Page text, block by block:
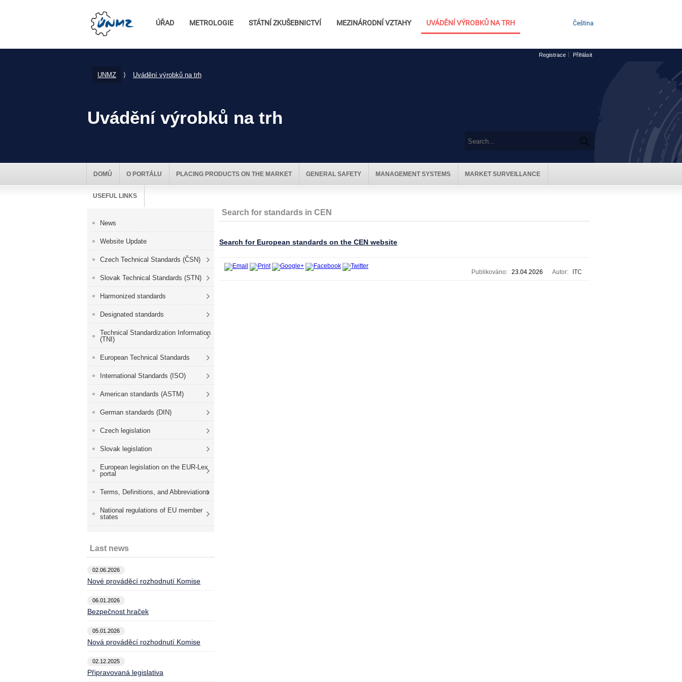
ÚŘAD METROLOGIE STÁTNÍ ZKUŠEBNICTVÍ MEZINÁRODNÍ VZTAHY UVÁDĚNÍ VÝROBKŮ NA TRH Čeština
Registrace Přihlásit
UNMZ ⟩ Uvádění výrobků na trh
Uvádění výrobků na trh
DOMŮ O PORTÁLU PLACING PRODUCTS ON THE MARKET GENERAL SAFETY MANAGEMENT SYSTEMS MARKET SURVEILLANCE
USEFUL LINKS
News
Website Update
Czech Technical Standards (ČSN)
Slovak Technical Standards (STN)
Harmonized standards
Designated standards
Technical Standardization Information
(TNI)
European Technical Standards
International Standards (ISO)
American standards (ASTM)
German standards (DIN)
Czech legislation
Slovak legislation
European legislation on the EUR-Lex
portal
Terms, Definitions, and Abbreviations
National regulations of EU member
states
Last news
02.06.2026
Nové prováděcí rozhodnutí Komise
06.01.2026
Bezpečnost hraček
05.01.2026
Nová prováděcí rozhodnutí Komise
02.12.2025
Připravovaná legislativa
Search for standards in CEN
Search for European standards on the CEN website
Publikováno: 23.04.2026 Autor: ITC